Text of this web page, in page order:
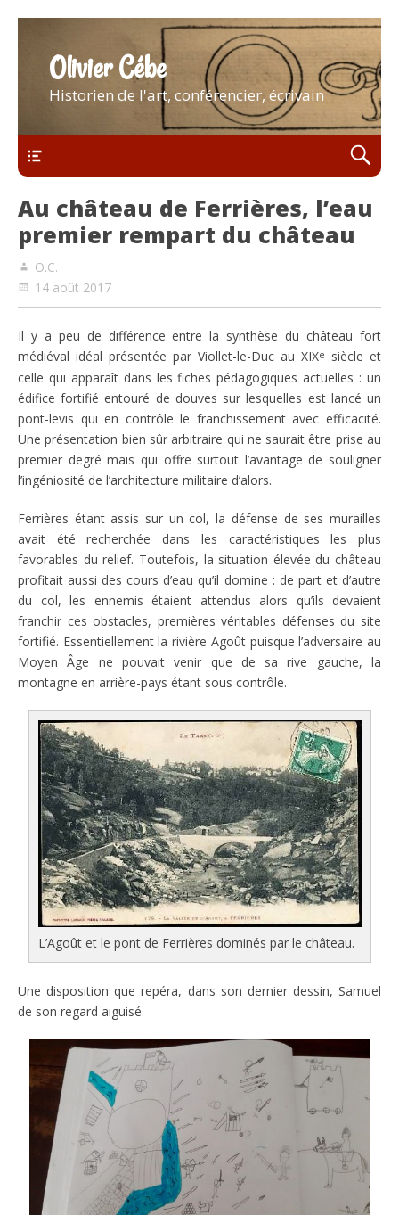
Olivier Cébe
Historien de l'art, conférencier, écrivain
Au château de Ferrières, l’eau
premier rempart du château
O.C.
14 août 2017
Il y a peu de différence entre la synthèse du château fort
médiéval idéal présentée par Viollet-le-Duc au XIXe siècle et
celle qui apparaît dans les fiches pédagogiques actuelles : un
édifice fortifié entouré de douves sur lesquelles est lancé un
pont-levis qui en contrôle le franchissement avec efficacité.
Une présentation bien sûr arbitraire qui ne saurait être prise au
premier degré mais qui offre surtout l’avantage de souligner
l’ingéniosité de l’architecture militaire d’alors.
Ferrières étant assis sur un col, la défense de ses murailles
avait été recherchée dans les caractéristiques les plus
favorables du relief. Toutefois, la situation élevée du château
profitait aussi des cours d’eau qu’il domine : de part et d’autre
du col, les ennemis étaient attendus alors qu’ils devaient
franchir ces obstacles, premières véritables défenses du site
fortifié. Essentiellement la rivière Agoût puisque l’adversaire au
Moyen Âge ne pouvait venir que de sa rive gauche, la
montagne en arrière-pays étant sous contrôle.
L’Agoût et le pont de Ferrières dominés par le château.
Une disposition que repéra, dans son dernier dessin, Samuel
de son regard aiguisé.